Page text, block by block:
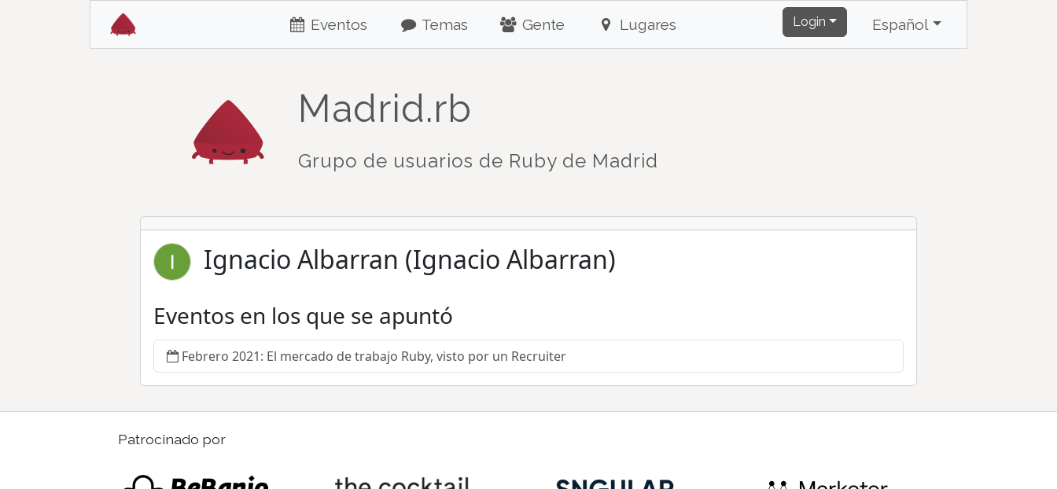
Eventos Temas Gente Lugares Login Español
Madrid.rb
Grupo de usuarios de Ruby de Madrid
Ignacio Albarran (Ignacio Albarran)
Eventos en los que se apuntó
Febrero 2021: El mercado de trabajo Ruby, visto por un Recruiter
Patrocinado por